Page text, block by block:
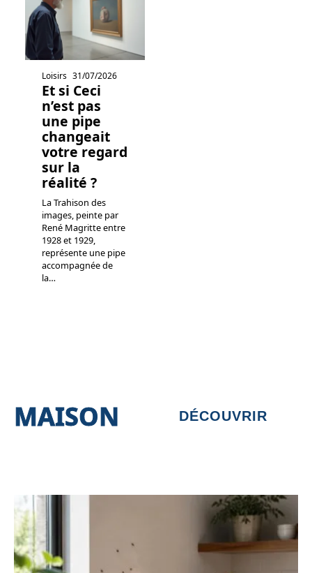
Loisirs 31/07/2026
Et si Ceci
n’est pas
une pipe
changeait
votre regard
sur la
réalité ?
La Trahison des
images, peinte par
René Magritte entre
1928 et 1929,
représente une pipe
accompagnée de
la…
MAISON DÉCOUVRIR